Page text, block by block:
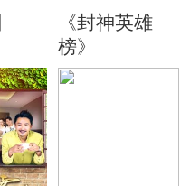
《封神英雄
榜》